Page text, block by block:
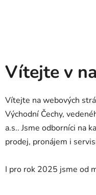
Vítejte v
Vítejte na webových
Východní Čechy,
a.s.. Jsme odborníci na
prodej, pronájem i
I pro rok 2025 jsme od